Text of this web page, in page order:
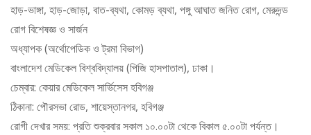
হাড়-ভাঙ্গা, হাড়-জোড়া, বাত-ব্যথা, কোমড় ব্যথা, পঙ্গু আঘাত জনিত রোগ, মেরুদন্ড
রোগ বিশেষজ্ঞ ও সার্জন
অধ্যাপক (অর্থোপেডিক ও ট্রমা বিভাগ)
বাংলাদেশ মেডিকেল বিশ্ববিদ্যালয় (পিজি হাসপাতাল), ঢাকা।
চেম্বার: কেয়ার মেডিকেল সার্ভিসেস হবিগঞ্জ
ঠিকানা: পৌরসভা রোড, শায়েস্তানগর, হবিগঞ্জ
রোগী দেখার সময়: প্রতি শুক্রবার সকাল ১০.০০টা থেকে বিকাল ৫.০০টা পর্যন্ত।